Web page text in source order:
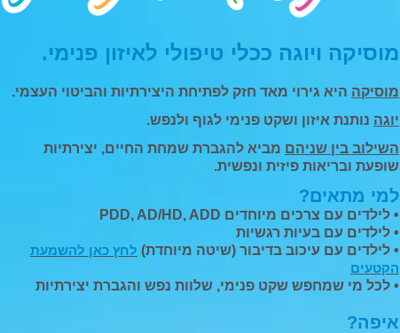
מוסיקה ויוגה ככלי טיפולי לאיזון פנימי.
מוסיקה היא גירוי מאד חזק לפתיחת היצירתיות והביטוי העצמי.
יוגה נותנת איזון ושקט פנימי לגוף ולנפש.
השילוב בין שניהם מביא להגברת שמחת החיים, יצירתיות
שופעת ובריאות פיזית ונפשית.​
למי מתאים?
• לילדים עם צרכים מיוחדים PDD, AD/HD, ADD
• לילדים עם בעיות רגשיות
• לילדים עם עיכוב בדיבור (שיטה מיוחדת) לחץ כאן להשמעת
הקטעים
• לכל מי שמחפש שקט פנימי, שלוות נפש והגברת יצירתיות
איפה?